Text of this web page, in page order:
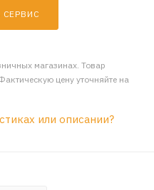
СЕРВИС
магазинах. Товар
цену уточняйте на
или описании?